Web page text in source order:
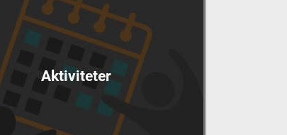
Aktiviteter